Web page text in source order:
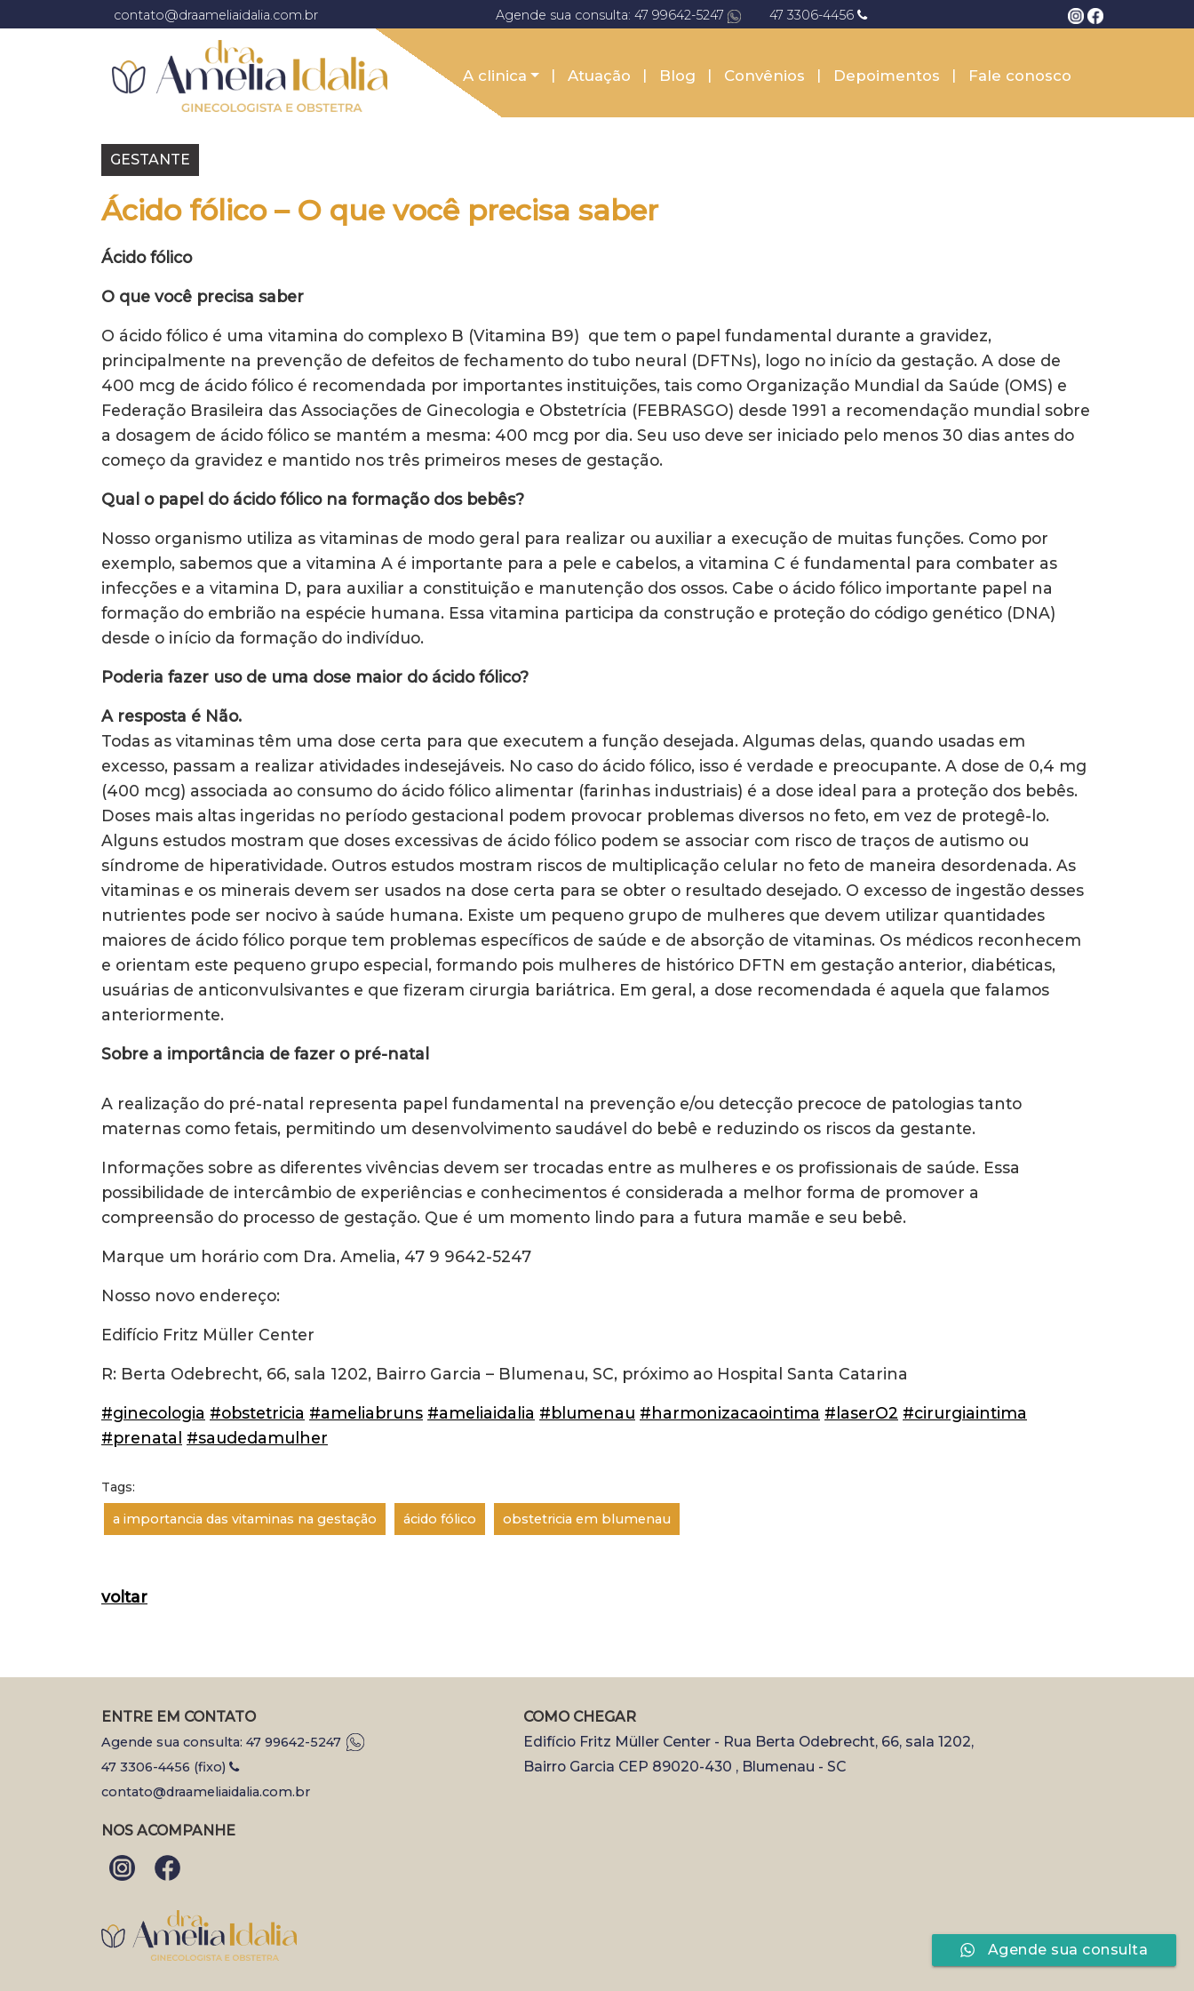
contato@draameliaidalia.com.br Agende sua consulta: 47 99642-5247 47 3306-4456
A clinica Atuação Blog Convênios Depoimentos Fale conosco
GESTANTE
Ácido fólico – O que você precisa saber
Ácido fólico
O que você precisa saber
O ácido fólico é uma vitamina do complexo B (Vitamina B9) que tem o papel fundamental durante a gravidez,
principalmente na prevenção de defeitos de fechamento do tubo neural (DFTNs), logo no início da gestação. A dose de
400 mcg de ácido fólico é recomendada por importantes instituições, tais como Organização Mundial da Saúde (OMS) e
Federação Brasileira das Associações de Ginecologia e Obstetrícia (FEBRASGO) desde 1991 a recomendação mundial sobre
a dosagem de ácido fólico se mantém a mesma: 400 mcg por dia. Seu uso deve ser iniciado pelo menos 30 dias antes do
começo da gravidez e mantido nos três primeiros meses de gestação.
Qual o papel do ácido fólico na formação dos bebês?
Nosso organismo utiliza as vitaminas de modo geral para realizar ou auxiliar a execução de muitas funções. Como por
exemplo, sabemos que a vitamina A é importante para a pele e cabelos, a vitamina C é fundamental para combater as
infecções e a vitamina D, para auxiliar a constituição e manutenção dos ossos. Cabe o ácido fólico importante papel na
formação do embrião na espécie humana. Essa vitamina participa da construção e proteção do código genético (DNA)
desde o início da formação do indivíduo.
Poderia fazer uso de uma dose maior do ácido fólico?
A resposta é Não.
Todas as vitaminas têm uma dose certa para que executem a função desejada. Algumas delas, quando usadas em
excesso, passam a realizar atividades indesejáveis. No caso do ácido fólico, isso é verdade e preocupante. A dose de 0,4 mg
(400 mcg) associada ao consumo do ácido fólico alimentar (farinhas industriais) é a dose ideal para a proteção dos bebês.
Doses mais altas ingeridas no período gestacional podem provocar problemas diversos no feto, em vez de protegê-lo.
Alguns estudos mostram que doses excessivas de ácido fólico podem se associar com risco de traços de autismo ou
síndrome de hiperatividade. Outros estudos mostram riscos de multiplicação celular no feto de maneira desordenada. As
vitaminas e os minerais devem ser usados na dose certa para se obter o resultado desejado. O excesso de ingestão desses
nutrientes pode ser nocivo à saúde humana. Existe um pequeno grupo de mulheres que devem utilizar quantidades
maiores de ácido fólico porque tem problemas específicos de saúde e de absorção de vitaminas. Os médicos reconhecem
e orientam este pequeno grupo especial, formando pois mulheres de histórico DFTN em gestação anterior, diabéticas,
usuárias de anticonvulsivantes e que fizeram cirurgia bariátrica. Em geral, a dose recomendada é aquela que falamos
anteriormente.
Sobre a importância de fazer o pré-natal
A realização do pré-natal representa papel fundamental na prevenção e/ou detecção precoce de patologias tanto
maternas como fetais, permitindo um desenvolvimento saudável do bebê e reduzindo os riscos da gestante.
Informações sobre as diferentes vivências devem ser trocadas entre as mulheres e os profissionais de saúde. Essa
possibilidade de intercâmbio de experiências e conhecimentos é considerada a melhor forma de promover a
compreensão do processo de gestação. Que é um momento lindo para a futura mamãe e seu bebê.
Marque um horário com Dra. Amelia, 47 9 9642-5247 ⠀
Nosso novo endereço: ⠀
Edifício Fritz Müller Center⠀
R: Berta Odebrecht, 66, sala 1202, Bairro Garcia – Blumenau, SC, próximo ao Hospital Santa Catarina⠀
#ginecologia #obstetricia #ameliabruns #ameliaidalia #blumenau #harmonizacaointima #laserO2 #cirurgiaintima
#prenatal
#saudedamulher
Tags:
a importancia das vitaminas na gestação
ácido fólico obstetricia em blumenau
voltar
ENTRE EM CONTATO
Agende sua consulta: 47 99642-5247
47 3306-4456 (fixo)
contato@draameliaidalia.com.br
NOS ACOMPANHE
COMO CHEGAR
Edifício Fritz Müller Center - Rua Berta Odebrecht, 66, sala 1202,
Bairro Garcia CEP 89020-430 , Blumenau - SC
Agende sua consulta